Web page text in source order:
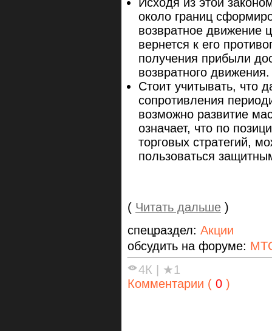
около границ
возвратное движение
вернется к его
получения прибыли
возвратного движения.
Стоит учитывать, что
сопротивления
возможно развитие
означает, что по
торговых стратегий,
пользоваться
( Читать дальше )
спецраздел: Акции
обсудить на форуме:
4К
★1
Комментарии ( 0 )